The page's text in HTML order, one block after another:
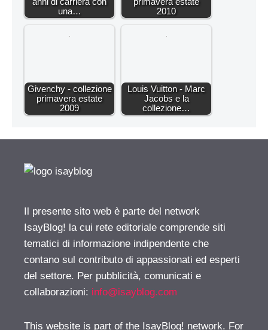
una…
2010
Givenchy - collezione
primavera estate
2009
Louis Vuitton - Marc
Jacobs e la
collezione…
Il presente sito web è parte del network
IsayBlog! la cui rete editoriale comprende siti
tematici di informazione indipendente che
contano sul contributo di appassionati ed esperti
del settore. Per pubblicità, comunicati e
collaborazioni: info@isayblog.com
This website is part of the IsayBlog! network. For